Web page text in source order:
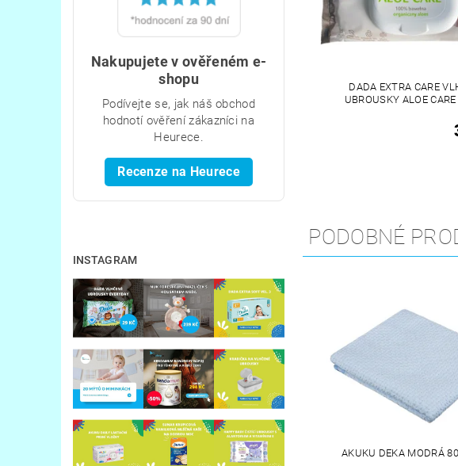
Nakupujete v ověřeném e-
shopu
Podívejte se, jak náš obchod
hodnotí ověření zákazníci na
Heurece.
Recenze na Heurece
INSTAGRAM
DADA EXTRA CARE
UBROUSKY ALOE
PODOBNÉ
AKUKU DEKA MODRÁ